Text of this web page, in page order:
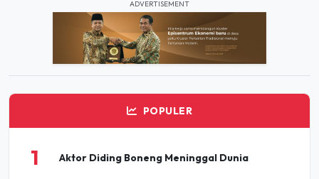
ADVERTISEMENT
POPULER
1 Aktor Diding Boneng Meninggal Dunia